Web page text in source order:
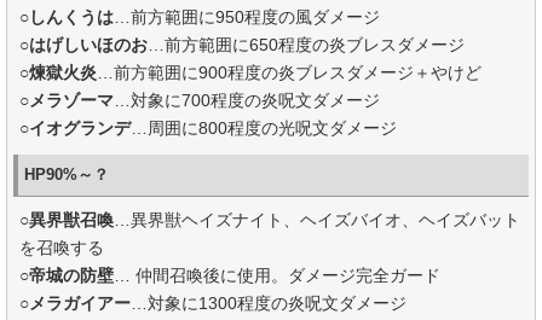
○しんくうは …前方範囲に950程度の風ダメージ
○はげしいほのお …前方範囲に650程度の炎ブレスダメージ
○煉獄火炎 …前方範囲に900程度の炎ブレスダメージ＋やけど
○メラゾーマ …対象に700程度の炎呪文ダメージ
○イオグランデ…周囲に800程度の光呪文ダメージ
HP90%～？
○異界獣召喚 …異界獣ヘイズナイト、ヘイズバイオ、ヘイズバット
を召喚する
○帝城の防壁 … 仲間召喚後に使用。ダメージ完全ガード
○メラガイアー …対象に1300程度の炎呪文ダメージ